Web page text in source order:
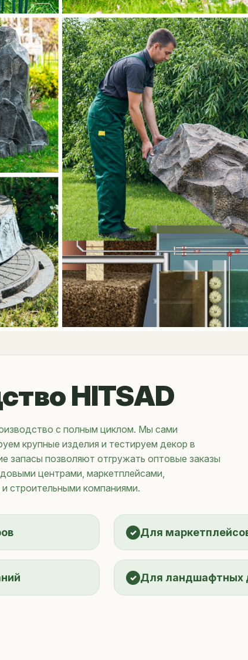
HITSAD
с полным циклом. Мы сами
крупные изделия и тестируем декор в
запасы позволяют отгружать оптовые заказы
центрами, маркетплейсами,
строительными компаниями.
Для
Для ландшафтных